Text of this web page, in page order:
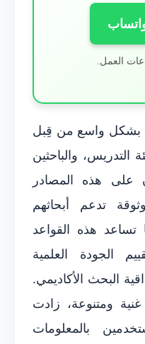
العمل.
بشكل واسع من قِبل
التدريس، والباحثين
على هذه المصادر
تدعم أبحاثهم
تساعد هذه القواعد
الجودة العلمية
البحث الأكاديمي.
غنية ومتنوعة، زادت
بالمعلومات